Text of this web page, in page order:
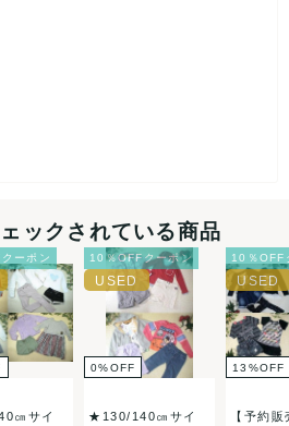
ックされている商品
ーポン
㎝サイ
10％OFFクーポン
0%OFF
★130/140㎝サイ
10％OFF
13 %OFF
【予約